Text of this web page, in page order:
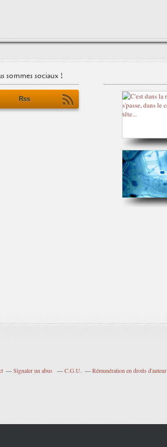
sommes sociaux !
Rss
Signaler un abus C.G.U. Rémunération en droits d'auteur